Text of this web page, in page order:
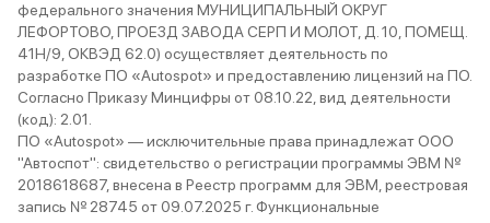
федерального значения МУНИЦИПАЛЬНЫЙ ОКРУГ
ЛЕФОРТОВО, ПРОЕЗД ЗАВОДА СЕРП И МОЛОТ, Д. 10, ПОМЕЩ.
41Н/9, ОКВЭД 62.0) осуществляет деятельность по
разработке ПО «Autospot» и предоставлению лицензий на ПО.
Согласно Приказу Минцифры от 08.10.22, вид деятельности
(код): 2.01.
ПО «Autospot» — исключительные права принадлежат ООО
"Автоспот": свидетельство о регистрации программы ЭВМ №
2018618687, внесена в Реестр программ для ЭВМ, реестровая
запись № 28745 от 09.07.2025 г. Функциональные